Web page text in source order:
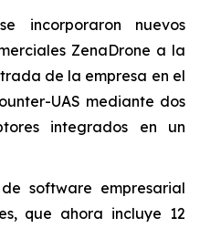
incorporaron nuevos
ZenaDrone a la
de la empresa en el
UAS mediante dos
integrados en un
software empresarial
que ahora incluye 12